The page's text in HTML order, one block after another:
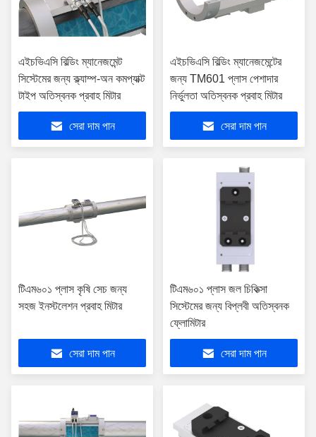
এইচভিএসি বিল্ডিং ম্যানেজমেন্ট
সিস্টেমের জন্য ক্ল্যাম্প-অন কমপ্যাক্ট
টাইপ অতিস্বনক প্রবাহ মিটার
সেরা দাম পান
এইচভিএসি বিল্ডিং ম্যানেজমেন্টের
জন্য TM601 প্লাস পেশাদার
নির্ভুলতা অতিস্বনক প্রবাহ মিটার
সেরা দাম পান
টিএম৬০১ প্লাস কৃষি সেচ জন্য
সহজ ইনস্টলেশন প্রবাহ মিটার
সেরা দাম পান
টিএম৬০১ প্লাস জল চিকিত্সা
সিস্টেমের জন্য বিপ্লবী অতিস্বনক
ফ্লোমিটার
সেরা দাম পান